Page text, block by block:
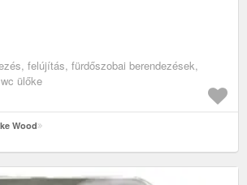
felújítás, fürdőszobai berendezések,
ülőke
Wood